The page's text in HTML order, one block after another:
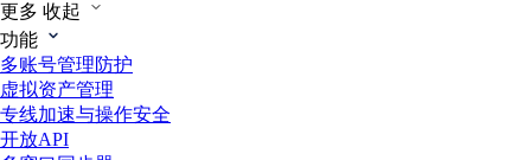
更多 收起
功能
多账号管理防护
虚拟资产管理
专线加速与操作安全
开放API